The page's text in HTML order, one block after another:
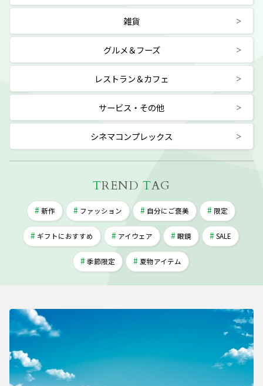
雑貨
グルメ＆フーズ
レストラン＆カフェ
サービス・その他
シネマコンプレックス
TREND TAG
新作 ファッション 自分にご褒美 限定
ギフトにおすすめ アイウェア 眼鏡 SALE
季節限定 夏物アイテム